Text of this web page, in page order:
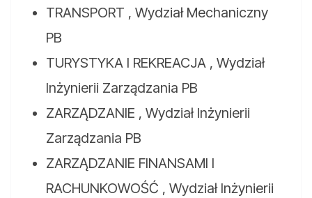
TRANSPORT , Wydział Mechaniczny
PB
TURYSTYKA I REKREACJA , Wydział
Inżynierii Zarządzania PB
ZARZĄDZANIE , Wydział Inżynierii
Zarządzania PB
ZARZĄDZANIE FINANSAMI I
RACHUNKOWOŚĆ , Wydział Inżynierii